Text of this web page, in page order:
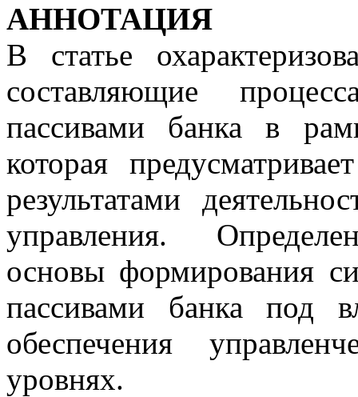
АННОТАЦИЯ
В статье
составляющие
пассивами банка в
которая
результатами
управления.
основы формирования
пассивами банка под
обеспечения
уровнях.